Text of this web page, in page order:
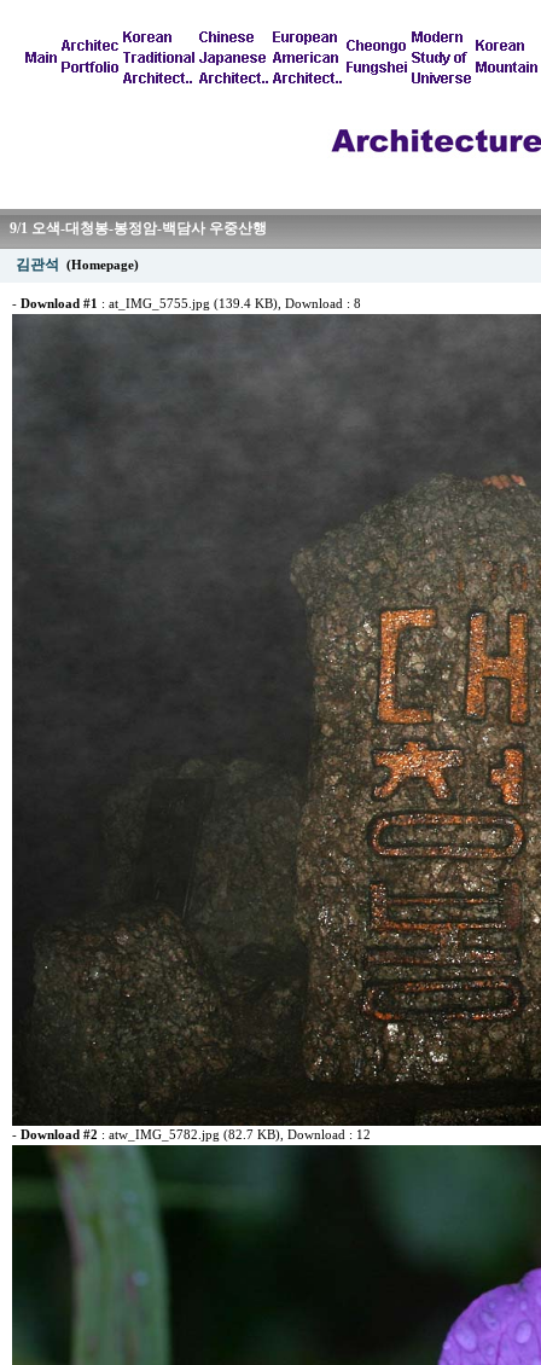
9/1 오색-대청봉-봉정암-백담사 우중산행
김관석 (Homepage)
- Download #1 : at_IMG_5755.jpg (139.4 KB) , Download : 8
- Download #2 : atw_IMG_5782.jpg (82.7 KB) , Download : 12